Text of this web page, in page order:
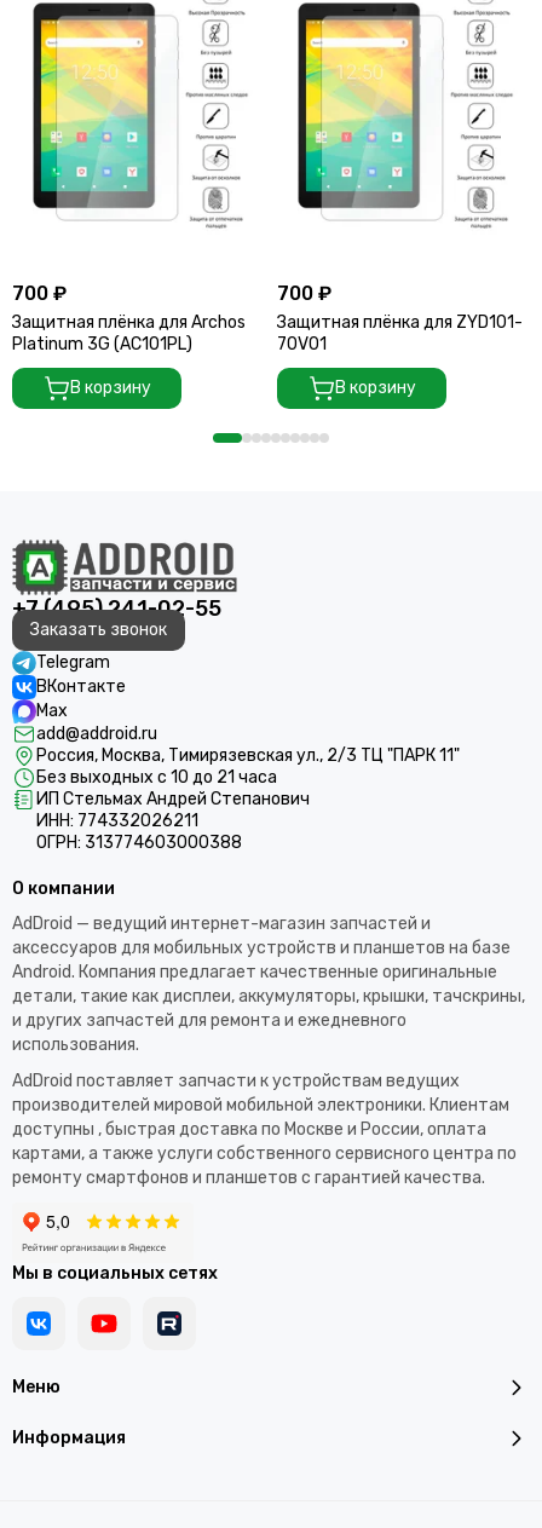
700 ₽
Защитная плёнка для Archos
Platinum 3G (AC101PL)
В корзину
700 ₽
Защитная плёнка для ZYD101-
70V01
В корзину
+7 (495) 241-02-55
Заказать звонок
Telegram
ВКонтакте
Max
add@addroid.ru
Россия, Москва, Тимирязевская ул., 2/3 ТЦ "ПАРК 11"
Без выходных с 10 до 21 часа
ИП Стельмах Андрей Степанович
ИНН: 774332026211
ОГРН: 313774603000388
Меню
Информация
О компании
AdDroid — ведущий интернет-магазин запчастей и
аксессуаров для мобильных устройств и планшетов на базе
Android. Компания предлагает качественные оригинальные
детали, такие как дисплеи, аккумуляторы, крышки, тачскрины,
и других запчастей для ремонта и ежедневного
использования.​
AdDroid поставляет запчасти к устройствам ведущих
производителей мировой мобильной электроники. Клиентам
доступны , быстрая доставка по Москве и России, оплата
картами, а также услуги собственного сервисного центра по
ремонту смартфонов и планшетов с гарантией качества.
Мы в социальных сетях